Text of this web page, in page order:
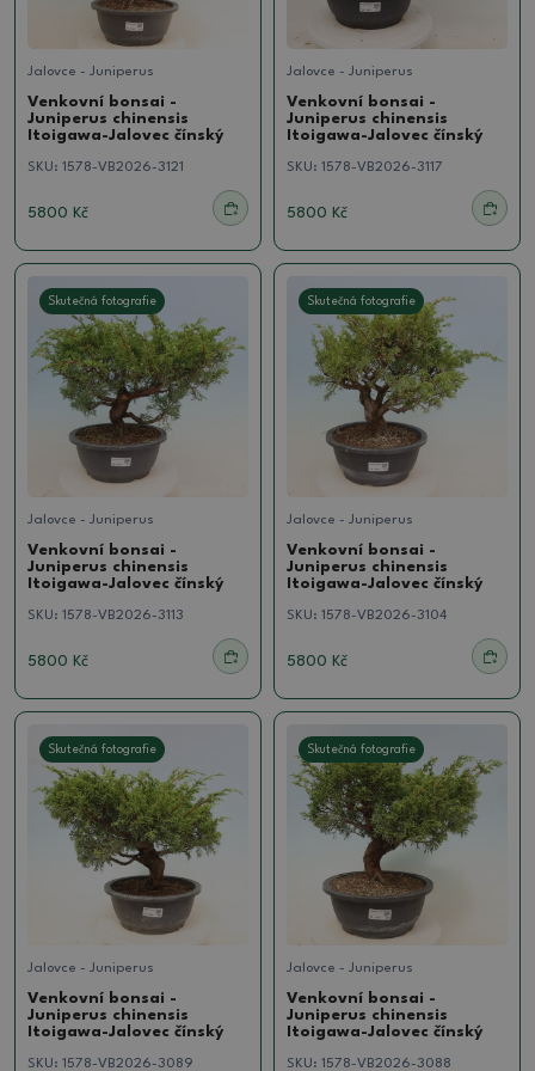
Jalovce - Juniperus
Venkovní bonsai -
Juniperus chinensis
Itoigawa-Jalovec čínský
SKU: 1578-VB2026-3121
5800 Kč
Jalovce - Juniperus
Venkovní bonsai -
Juniperus chinensis
Itoigawa-Jalovec čínský
SKU: 1578-VB2026-3117
5800 Kč
Skutečná fotografie
Jalovce - Juniperus
Venkovní bonsai -
Juniperus chinensis
Itoigawa-Jalovec čínský
SKU: 1578-VB2026-3113
5800 Kč
Skutečná fotografie
Jalovce - Juniperus
Venkovní bonsai -
Juniperus chinensis
Itoigawa-Jalovec čínský
SKU: 1578-VB2026-3104
5800 Kč
Skutečná fotografie
Jalovce - Juniperus
Venkovní bonsai -
Juniperus chinensis
Itoigawa-Jalovec čínský
SKU: 1578-VB2026-3089
Skutečná fotografie
Jalovce - Juniperus
Venkovní bonsai -
Juniperus chinensis
Itoigawa-Jalovec čínský
SKU: 1578-VB2026-3088